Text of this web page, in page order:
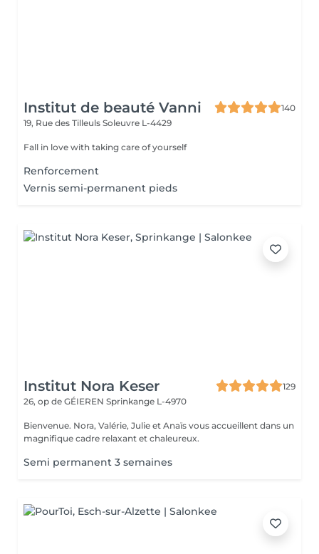
Institut de beauté Vanni
140
19, Rue des Tilleuls Soleuvre L-4429
Fall in love with taking care of yourself
Renforcement
Vernis semi-permanent pieds
Institut Nora Keser
129
26, op de GÉIEREN Sprinkange L-4970
Bienvenue. Nora, Valérie, Julie et Anaïs vous accueillent dans un
magnifique cadre relaxant et chaleureux.
Semi permanent 3 semaines